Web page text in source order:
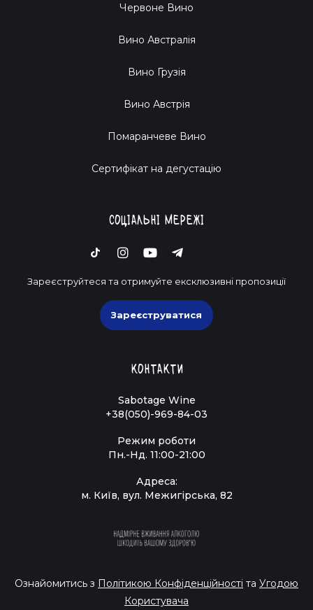
Червоне Вино
Вино Австралія
Вино Грузія
Вино Австрія
Помаранчеве Вино
Cертифікат на дегустацію
Соціальні мережі
Зареєструйтеся та отримуйте ексклюзивні пропозиції
Зареєструватися
Контакти
Sabotage Wine
+38(050)-969-84-03
Режим роботи
Пн.-Нд. 11:00-21:00
Адреса:
м. Київ, вул. Межигірська, 82
Ознайомитись з Політикою Конфіденційності та Угодою
Користувача